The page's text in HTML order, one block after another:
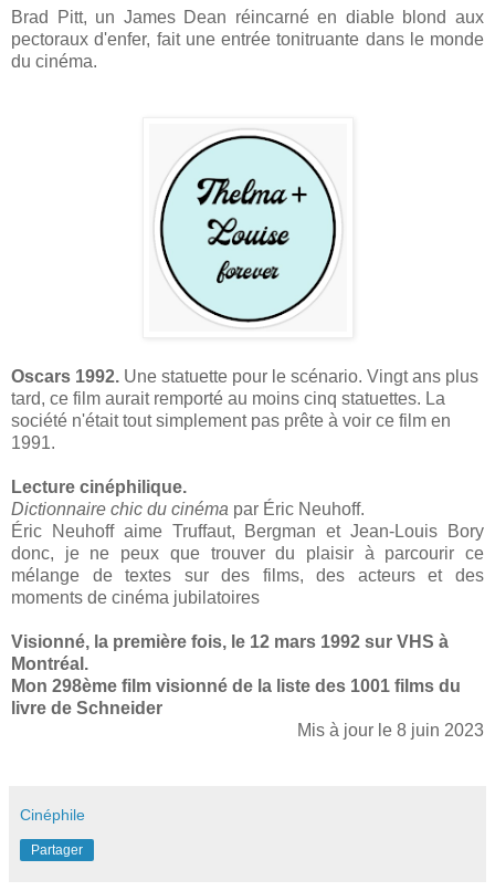
Brad Pitt, un James Dean réincarné en diable blond aux
pectoraux d'enfer, fait une entrée tonitruante dans le monde
du cinéma.
Oscars 1992. Une statuette pour le scénario. Vingt ans plus
tard, ce film aurait remporté au moins cinq statuettes. La
société n'était tout simplement pas prête à voir ce film en
1991.
Lecture cinéphilique.
Dictionnaire chic du cinéma par Éric Neuhoff.
Éric Neuhoff aime Truffaut, Bergman et Jean-Louis Bory
donc, je ne peux que trouver du plaisir à parcourir ce
mélange de textes sur des films, des acteurs et des
moments de cinéma jubilatoires
Visionné, la première fois, le 12 mars 1992 sur VHS à
Montréal.
Mon 298ème film visionné de la liste des 1001 films du
livre de Schneider
Mis à jour le 8 juin 2023
Cinéphile
Partager